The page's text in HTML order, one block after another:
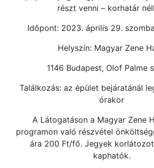
részt venni – korhatár
Időpont: 2023. április 29.
Helyszín: Magyar Zene
1146 Budapest, Olof Palme
Találkozás: az épület bejáratánál
órakor
A Látogatáson a Magyar Zene
programon való részvétel
ára 200 Ft/fő. Jegyek
kaphatók.